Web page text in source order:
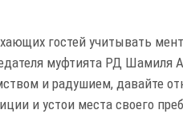
гостей учитывать
муфтията РД Шамиля
и радушием, давайте
и устои места своего